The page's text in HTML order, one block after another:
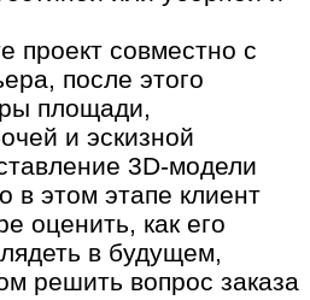
проект совместно с
после этого
площади,
и эскизной
3D-модели
этом этапе клиент
оценить, как его
в будущем,
решить вопрос заказа